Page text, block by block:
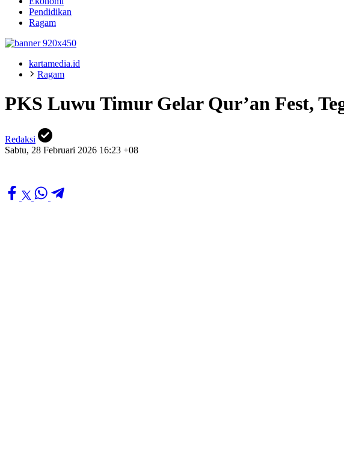
Pendidikan
Ragam
kartamedia.id
Ragam
PKS Luwu Timur Gelar Qur’an Fest,
Redaksi
Sabtu, 28 Februari 2026 16:23 +08